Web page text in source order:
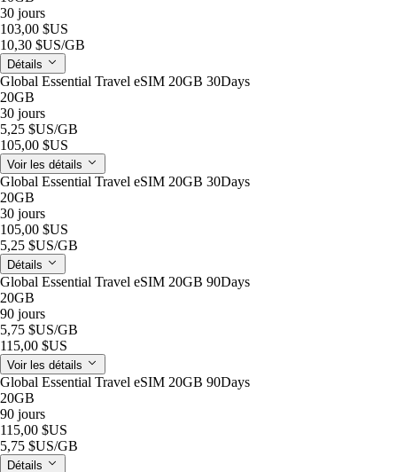
30 jours
103,00 $US
10,30 $US/GB
Détails
Global Essential Travel eSIM 20GB 30Days
20GB
30 jours
5,25 $US/GB
105,00 $US
Voir les détails
Global Essential Travel eSIM 20GB 30Days
20GB
30 jours
105,00 $US
5,25 $US/GB
Détails
Global Essential Travel eSIM 20GB 90Days
20GB
90 jours
5,75 $US/GB
115,00 $US
Voir les détails
Global Essential Travel eSIM 20GB 90Days
20GB
90 jours
115,00 $US
5,75 $US/GB
Détails